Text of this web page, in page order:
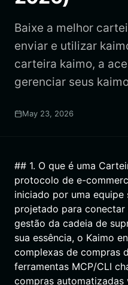
Baixe a melhor
enviar e utilizar
carteira kaimo, a
gerenciar seus
May 23, 2026
## 1. O que é uma
protocolo de e-
iniciado por uma equipe
projetado para conectar
gestão da cadeia de
sua essência, o Kaimo
complexas de compras
ferramentas MCP/CLI
compras automatizadas